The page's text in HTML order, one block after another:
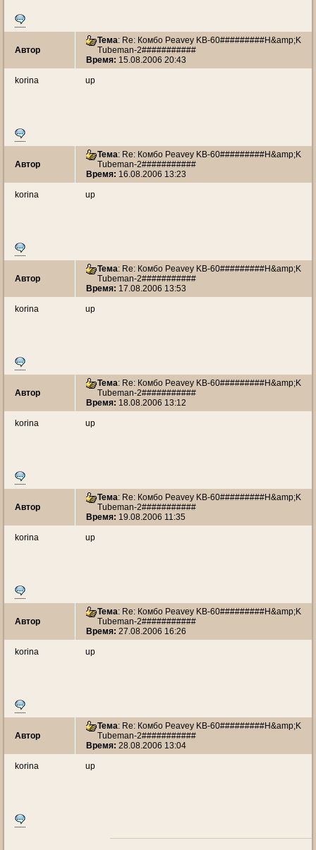
Автор
Тема: Re: Комбо Peavey KB-60#########H&amp;K
Tubeman-2###########
Время: 15.08.2006 20:43
korina up
Автор
Тема: Re: Комбо Peavey KB-60#########H&amp;K
Tubeman-2###########
Время: 16.08.2006 13:23
korina up
Автор
Тема: Re: Комбо Peavey KB-60#########H&amp;K
Tubeman-2###########
Время: 17.08.2006 13:53
korina up
Автор
Тема: Re: Комбо Peavey KB-60#########H&amp;K
Tubeman-2###########
Время: 18.08.2006 13:12
korina up
Автор
Тема: Re: Комбо Peavey KB-60#########H&amp;K
Tubeman-2###########
Время: 19.08.2006 11:35
korina up
Автор
Тема: Re: Комбо Peavey KB-60#########H&amp;K
Tubeman-2###########
Время: 27.08.2006 16:26
korina up
Автор
Тема: Re: Комбо Peavey KB-60#########H&amp;K
Tubeman-2###########
Время: 28.08.2006 13:04
korina up